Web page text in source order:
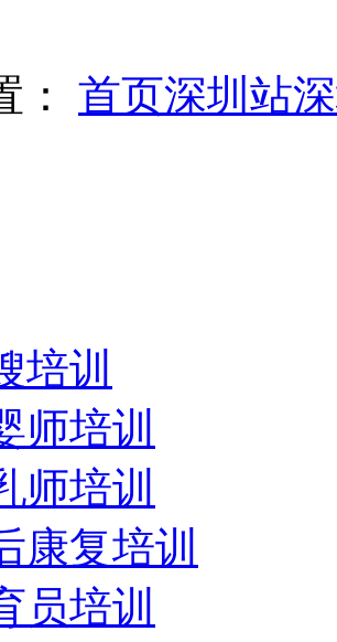
： 首页深圳站
培训
师培训
师培训
康复培训
员培训